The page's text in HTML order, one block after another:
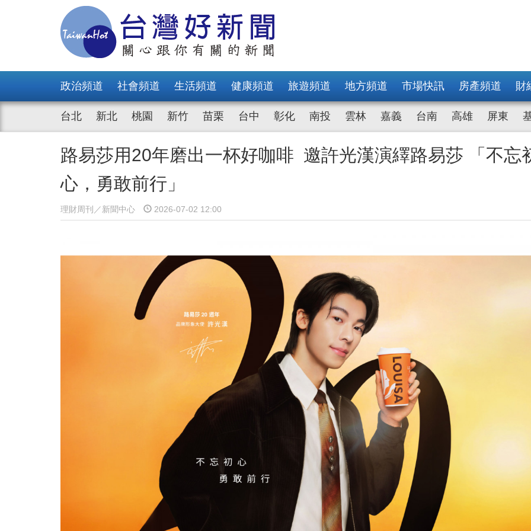
政治頻道 社會頻道 生活頻道 健康頻道 旅遊頻道 地方頻道 市場快訊 房產頻道 財
台北 新北 桃園 新竹 苗栗 台中 彰化 南投 雲林 嘉義 台南 高雄 屏東
路易莎用20年磨出一杯好咖啡 邀許光漢演繹路易莎 「不忘
心，勇敢前行」
理財周刊／新聞中心 2026-07-02 12:00